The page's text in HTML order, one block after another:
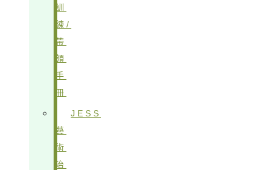
訓
練/
帶
領
手
冊
JESS
藝
術
治